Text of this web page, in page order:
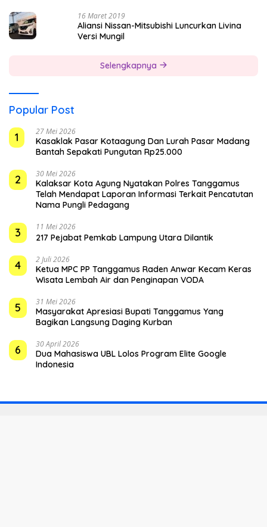
16 Maret 2019
Aliansi Nissan-Mitsubishi Luncurkan Livina
Versi Mungil
Selengkapnya
Popular Post
1
27 Mei 2026
Kasaklak Pasar Kotaagung Dan Lurah Pasar Madang
Bantah Sepakati Pungutan Rp25.000
2 30 Mei 2026
Kalaksar Kota Agung Nyatakan Polres Tanggamus
Telah Mendapat Laporan Informasi Terkait Pencatutan
Nama Pungli Pedagang
3 11 Mei 2026
217 Pejabat Pemkab Lampung Utara Dilantik
4 2 Juli 2026
Ketua MPC PP Tanggamus Raden Anwar Kecam Keras
Wisata Lembah Air dan Penginapan VODA
5 31 Mei 2026
Masyarakat Apresiasi Bupati Tanggamus Yang
Bagikan Langsung Daging Kurban
6 30 April 2026
Dua Mahasiswa UBL Lolos Program Elite Google
Indonesia